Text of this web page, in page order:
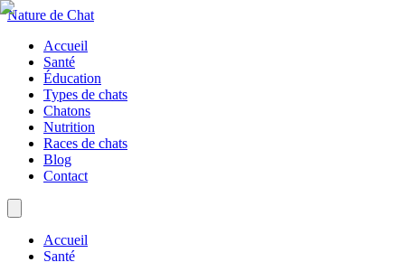
Nature de Chat
Accueil
Santé
Éducation
Types de chats
Chatons
Nutrition
Races de chats
Blog
Contact
Accueil
Santé